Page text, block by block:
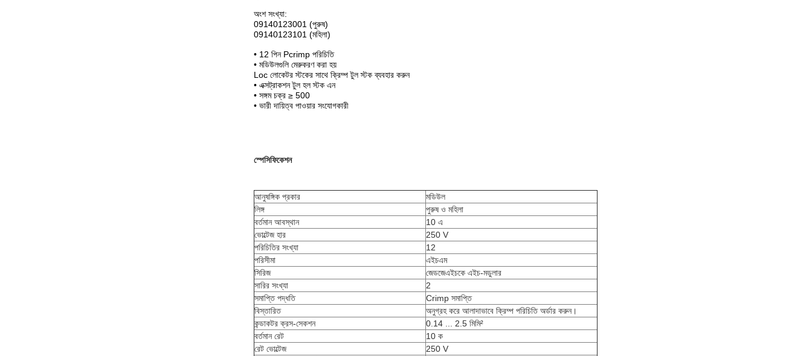
অংশ সংখ্যা:
09140123001 (পুরুষ)
09140123101 (মহিলা)
• 12 পিন Pcrimp পরিচিতি
• মডিউলগুলি মেরুকরণ করা হয়
Loc লোকেটর স্টকের সাথে ক্রিম্প টুল স্টক ব্যবহার করুন
• এক্সট্রাকশন টুল হল স্টক এন
• সঙ্গম চক্র ≥ 500
• ভারী দায়িত্ব পাওয়ার সংযোগকারী
স্পেসিফিকেশন
আনুষঙ্গিক প্রকার
মডিউল
লিঙ্গ
পুরুষ ও মহিলা
বর্তমান আবস্থান
10 এ
ভোল্টেজ হার
250 V
পরিচিতির সংখ্যা
12
পরিসীমা
এইচএম
সিরিজ
জেডজেএইচকে এইচ-মডুলার
সারির সংখ্যা
2
সমাপ্তি পদ্ধতি
Crimp সমাপ্তি
বিস্তারিত
অনুগ্রহ করে আলাদাভাবে ক্রিম্প পরিচিতি অর্ডার করুন।
কন্ডাকটর ক্রস-সেকশন
0.14 ... 2.5 মিমি²
বর্তমান রেট
10 ক
রেট ভোল্টেজ
250 V